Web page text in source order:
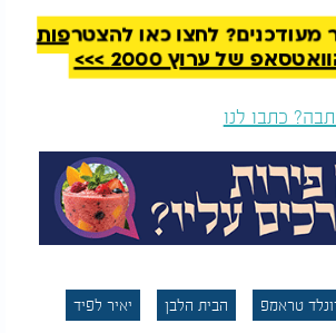
דיבר על מה שחווה הקיבוץ ביום
הנורא: "אני עומד כאן, בקיבוץ ניר עוז. 57 מבניו של
היישוב הקטן הזה נרצחו בשבעה באוקטובר. 76 נחטפו.
שישה מתו בשבי החמאס. 23 עדיין חטופים. אנחנו לא
אנחנו חייבים לחטופים, וחייבים
שהמקום הזה לא יהיה אנדרטה שוממה
לא יחזרו למקום שמסמל אבל ושכול,
ובנייה מחדש. ניר עוז תקום
יצחקו פה בשבילים ובגנים. הקהילה
לקרות - הוא שכל החטופים יחזרו
האחרון שבהם".
מעודכנים? לחצו כאן להצטרפות
של ערוץ 2000 >>>
כתבו לנו
טראמפ הבית הלבן
יאיר לפיד